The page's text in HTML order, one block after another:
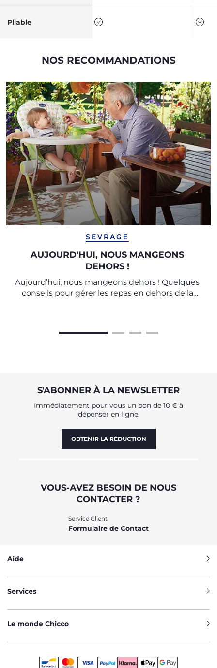
Pliable
NOS RECOMMANDATIONS
SEVRAGE
AUJOURD'HUI, NOUS MANGEONS
DEHORS !
Aujourd’hui, nous mangeons dehors ! Quelques
conseils pour gérer les repas en dehors de la
S'ABONNER À LA NEWSLETTER
Immédiatement pour vous un bon de 10 € à
dépenser en ligne.
OBTENIR LA RÉDUCTION
VOUS-AVEZ BESOIN DE NOUS
CONTACTER ?
Service Client
Formulaire de Contact
Aide
Services
Le monde Chicco